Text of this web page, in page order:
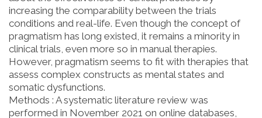
increasing the comparability between the trials
conditions and real-life. Even though the concept of
pragmatism has long existed, it remains a minority in
clinical trials, even more so in manual therapies.
However, pragmatism seems to fit with therapies that
assess complex constructs as mental states and
somatic dysfunctions.
Methods : A systematic literature review was
performed in November 2021 on online databases,